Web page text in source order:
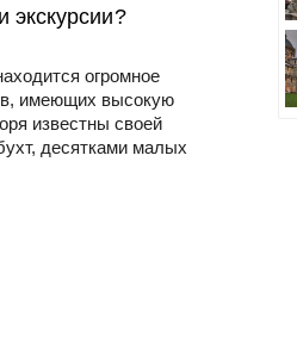
экскурсии?
огромное
имеющих высокую
известны своей
десятками малых